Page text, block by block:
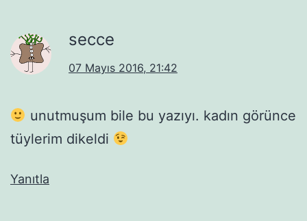
secce
07 Mayıs 2016, 21:42
unutmuşum bile bu yazıyı. kadın görünce
tüylerim dikeldi
Yanıtla